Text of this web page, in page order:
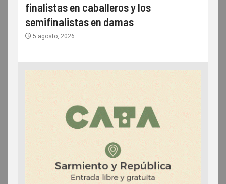
finalistas en caballeros y los
semifinalistas en damas
5 agosto, 2026